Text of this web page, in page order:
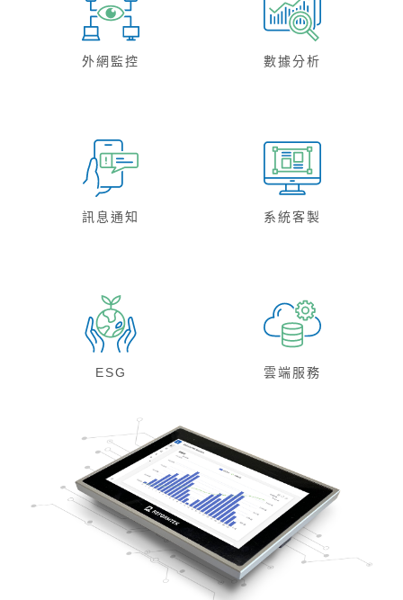
外網監控 數據分析
訊息通知 系統客製
ESG 雲端服務